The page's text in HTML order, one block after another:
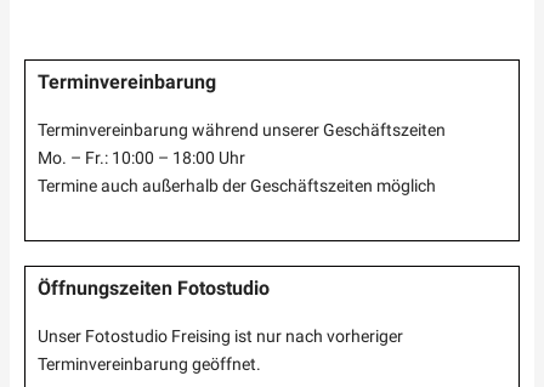
Terminvereinbarung
Terminvereinbarung während unserer Geschäftszeiten
Mo. – Fr.: 10:00 – 18:00 Uhr
Termine auch außerhalb der Geschäftszeiten möglich
Öffnungszeiten Fotostudio
Unser Fotostudio Freising ist nur nach vorheriger
Terminvereinbarung geöffnet.